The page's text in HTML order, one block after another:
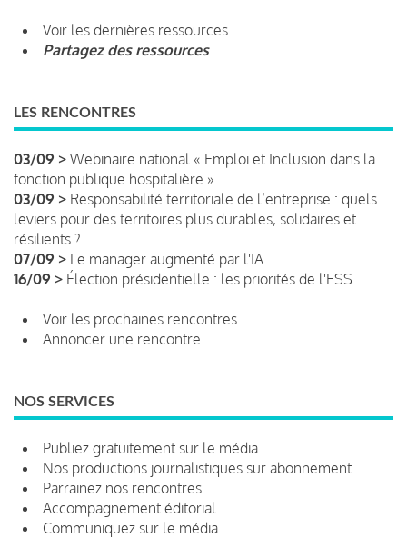
Voir les dernières ressources
Partagez des ressources
LES RENCONTRES
03/09 > Webinaire national « Emploi et Inclusion dans la
fonction publique hospitalière »
03/09 > Responsabilité territoriale de l’entreprise : quels
leviers pour des territoires plus durables, solidaires et
résilients ?
07/09 > Le manager augmenté par l'IA
16/09 > Élection présidentielle : les priorités de l'ESS
Voir les prochaines rencontres
Annoncer une rencontre
NOS SERVICES
Publiez gratuitement sur le média
Nos productions journalistiques sur abonnement
Parrainez nos rencontres
Accompagnement éditorial
Communiquez sur le média